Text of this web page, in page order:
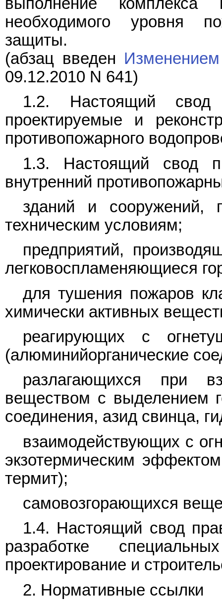
необходимого уровня
защиты.
(абзац введен
09.12.2010 N 641)
1.2. Настоящий свод
проектируемые и
противопожарного
1.3. Настоящий свод
внутренний
зданий и сооружений,
техническим условиям;
предприятий,
легковоспламеняющиеся
для тушения пожаров
химически активных
реагирующих с
(алюминийорганические
разлагающихся при
веществом с выделением
соединения, азид свинца,
взаимодействующих с
экзотермическим
термит);
самовозгорающихся
1.4. Настоящий свод
разработке
проектирование и
2. Нормативные ссылки